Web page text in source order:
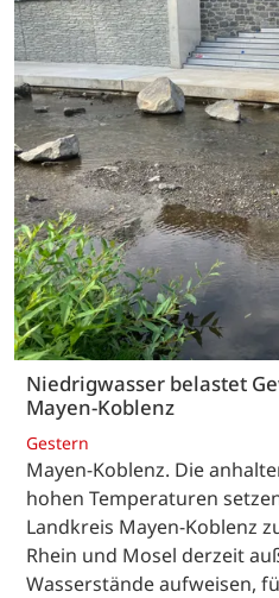
Niedrigwasser belastet
Mayen-Koblenz
Gestern
Mayen-Koblenz. Die
hohen Temperaturen
Landkreis Mayen-Koblenz
Rhein und Mosel derzeit
Wasserstände aufweisen,